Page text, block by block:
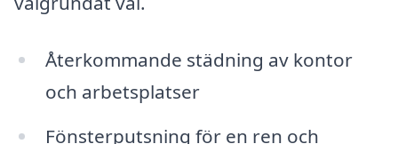
Återkommande städning av kontor
och arbetsplatser
Fönsterputsning för en ren och